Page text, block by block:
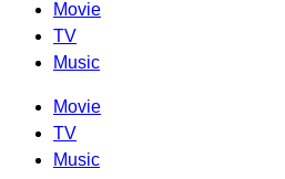
Movie
TV
Music
Movie
TV
Music